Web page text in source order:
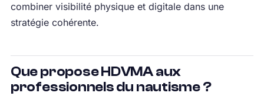
combiner visibilité physique et digitale dans une
stratégie cohérente.
Que propose HDVMA aux
professionnels du nautisme ?